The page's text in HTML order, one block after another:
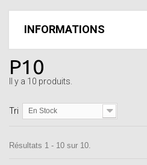
INFORMATIONS
P10
Il y a 10 produits.
Tri En Stock
Résultats 1 - 10 sur 10.